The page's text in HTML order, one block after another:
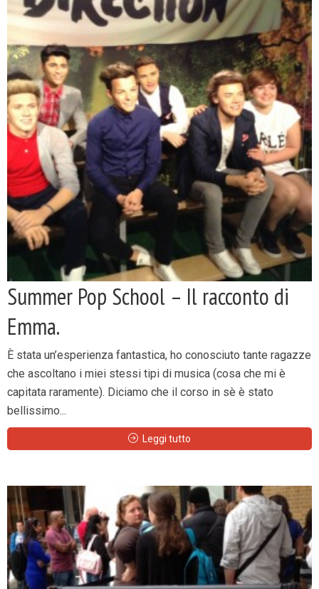
Summer Pop School – Il racconto di
Emma.
È stata un’esperienza fantastica, ho conosciuto tante ragazze
che ascoltano i miei stessi tipi di musica (cosa che mi è
capitata raramente). Diciamo che il corso in sè è stato
bellissimo...
Leggi tutto